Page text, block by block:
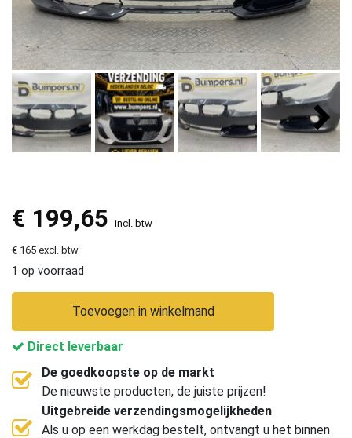
€ 199,65 incl. btw
€ 165 excl. btw
1 op voorraad
Toevoegen in winkelmand
Direct leverbaar
De goedkoopste op de markt
De nieuwste producten, de juiste prijzen!
Uitgebreide verzendingsmogelijkheden
Als u op een werkdag bestelt, ontvangt u het binnen